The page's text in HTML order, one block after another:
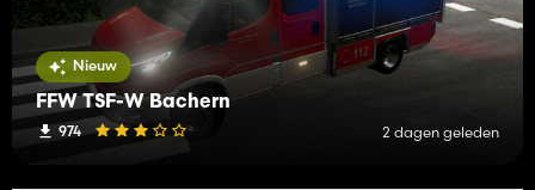
Nieuw
FFW TSF-W Bachern
974 2 dagen geleden